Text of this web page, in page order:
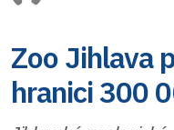
Zoo Jihlava
hranici 300